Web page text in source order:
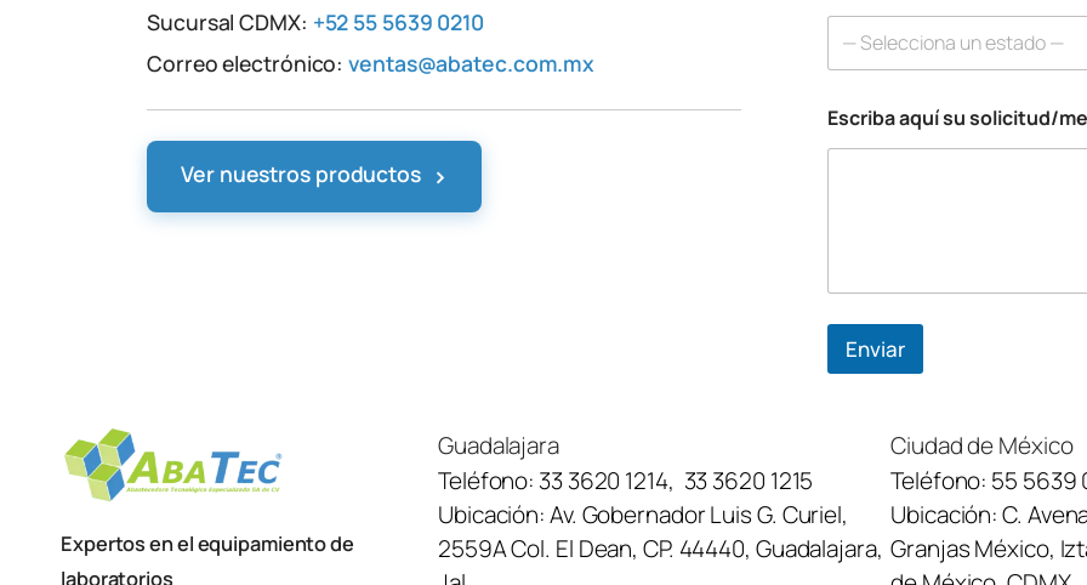
Sucursal CDMX: +52 55 5639 0210
Correo electrónico:ventas@abatec.com.mx
Ver nuestros productos ›
— Selecciona un estado —
s
u
Escriba aquí su solicitud/
Enviar
Expertos en el equipamiento de
laboratorios
Guadalajara
Teléfono: 33 3620 1214, 33 3620 1215
Ubicación:Av. Gobernador Luis G. Curiel,
2559A Col. El Dean, CP. 44440, Guadalajara,
Ciudad de México
Teléfono: 55 5639
Ubicación:C.
Granjas México,